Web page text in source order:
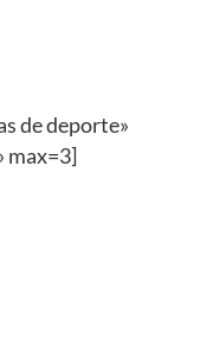
de deporte»
max=3]